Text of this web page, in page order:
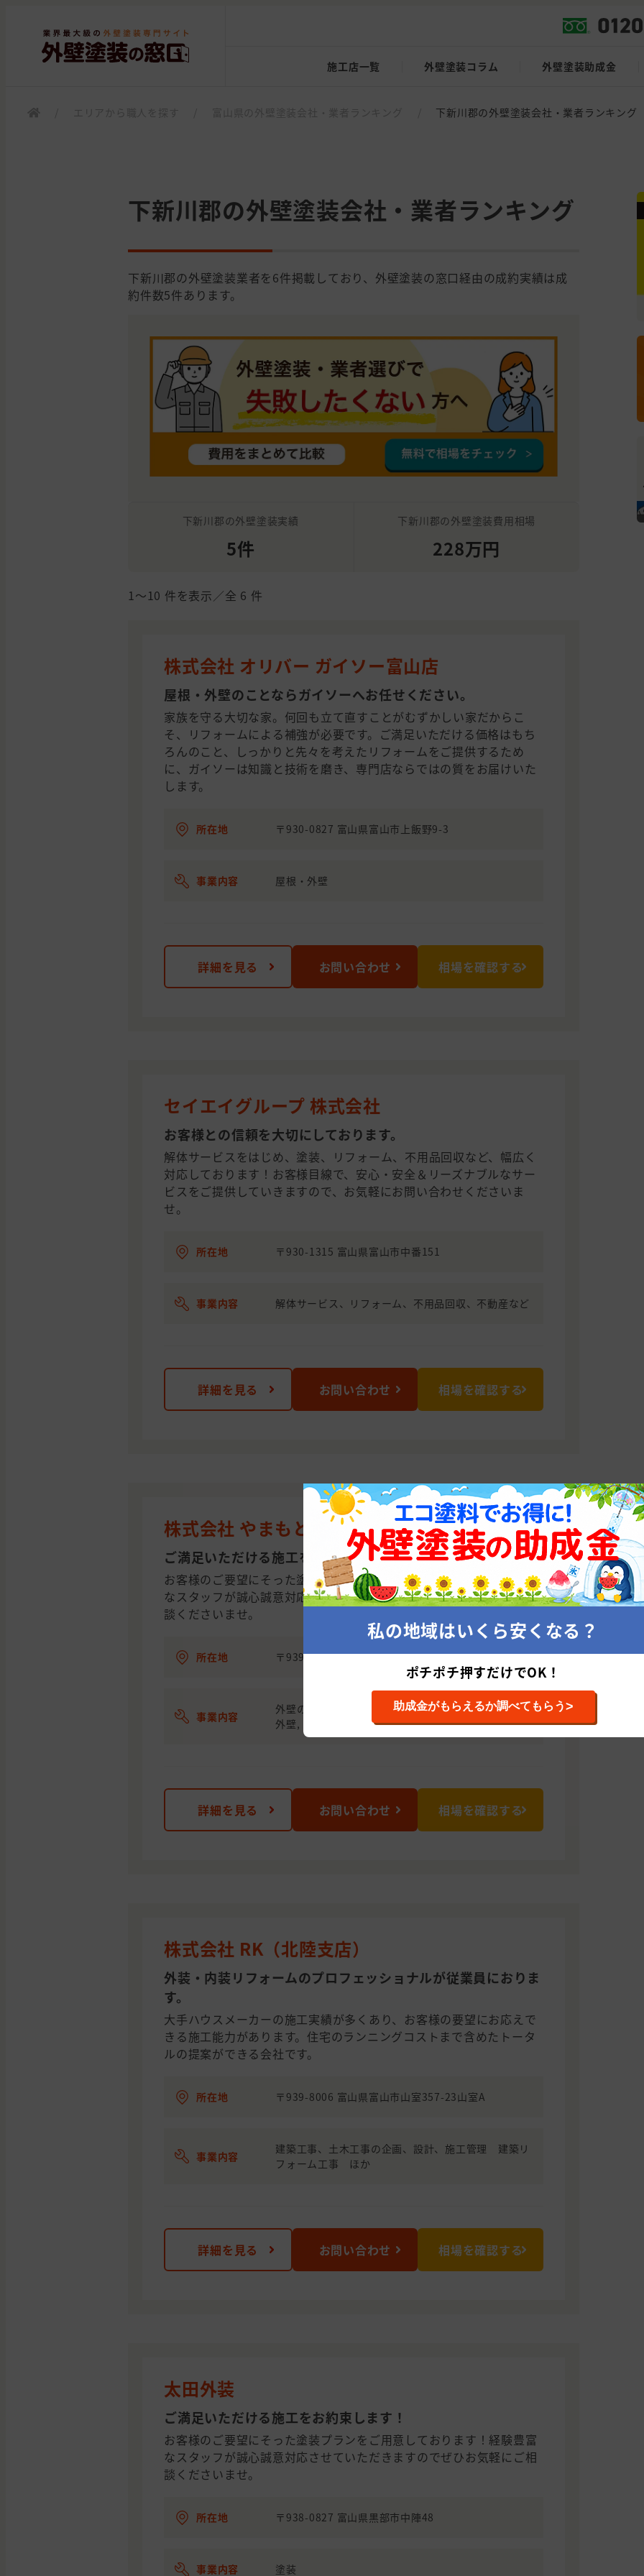
施工店一覧 外壁塗装コラム 外壁塗装助成金
下新川郡の外壁塗装会社・業者ランキング
下新川郡の外壁塗装会社・業者ランキング
下新川郡の外壁塗装業者を6件掲載しており、外壁塗装の窓口経由の成約実績は成
約件数5件あります。
下新川郡の外壁塗装実績
5件
下新川郡の外壁塗装費用相場
228万円
1〜10 件を表示／全 6 件
株式会社 オリバー ガイソー富山店
屋根・外壁のことならガイソーへお任せください。
家族を守る大切な家。何回も立て直すことがむずかしい家だからこ
そ、リフォームによる補強が必要です。ご満足いただける価格はもち
ろんのこと、しっかりと先々を考えたリフォームをご提供するため
に、ガイソーは知識と技術を磨き、専門店ならではの質をお届けいた
します。
所在地 〒930-0827 富山県富山市上飯野9-3
事業内容 屋根・外壁
詳細を見る お問い合わせ 相場を確認する
セイエイグループ 株式会社
お客様との信頼を大切にしております。
解体サービスをはじめ、塗装、リフォーム、不用品回収など、幅広く
対応しております！お客様目線で、安心・安全＆リーズナブルなサー
ビスをご提供していきますので、お気軽にお問い合わせくださいま
せ。
所在地 〒930-1315 富山県富山市中番151
事業内容 解体サービス、リフォーム、不用品回収、不動産など
詳細を見る お問い合わせ 相場を確認する
株式会社 やまもとくん 富山支店
ご満足いただける施工をお約束します！
お客様のご要望にそった塗装プランをご用意しております！経験豊富
なスタッフが誠心誠意対応させていただきますのでぜひお気軽にご相
談くださいませ。
所在地 〒939-8264 富山県富山市経田1226 2F
事業内容
外壁の塗装, 屋根の塗装, 雨漏り, 防水, カバー工法：
外壁, カバー工法：屋根, 張替え：...
詳細を見る お問い合わせ 相場を確認する
株式会社 RK（北陸支店）
外装・内装リフォームのプロフェッショナルが従業員におりま
す。
大手ハウスメーカーの施工実績が多くあり、お客様の要望にお応えで
きる施工能力があります。住宅のランニングコストまで含めたトータ
ルの提案ができる会社です。
所在地 〒939-8006 富山県富山市山室357-23山室A
事業内容
建築工事、土木工事の企画、設計、施工管理 建築リ
フォーム工事 ほか
詳細を見る お問い合わせ 相場を確認する
太田外装
ご満足いただける施工をお約束します！
お客様のご要望にそった塗装プランをご用意しております！経験豊富
なスタッフが誠心誠意対応させていただきますのでぜひお気軽にご相
談くださいませ。
所在地 〒938-0827 富山県黒部市中陣48
事業内容 塗装
私の地域はいくら安くなる？
ポチポチ押すだけでOK！
助成金がもらえるか調べてもらう>